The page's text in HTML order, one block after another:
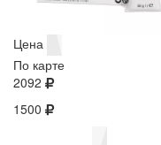
Цена
По карте
2092
1500